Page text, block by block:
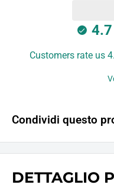
4.7
Customers rate us
Condividi questo
DETTAGLIO